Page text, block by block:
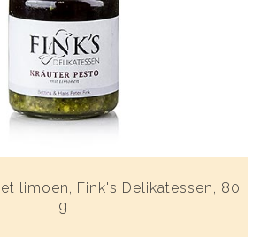
limoen, Fink's Delikatessen, 80
g